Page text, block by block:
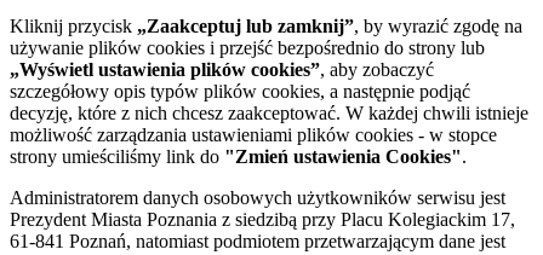
Kliknij przycisk „Zaakceptuj lub zamknij”, by wyrazić zgodę na
używanie plików cookies i przejść bezpośrednio do strony lub
„Wyświetl ustawienia plików cookies”, aby zobaczyć
szczegółowy opis typów plików cookies, a następnie podjąć
decyzję, które z nich chcesz zaakceptować. W każdej chwili istnieje
możliwość zarządzania ustawieniami plików cookies - w stopce
strony umieściliśmy link do "Zmień ustawienia Cookies".
Administratorem danych osobowych użytkowników serwisu jest
Prezydent Miasta Poznania z siedzibą przy Placu Kolegiackim 17,
61-841 Poznań, natomiast podmiotem przetwarzającym dane jest